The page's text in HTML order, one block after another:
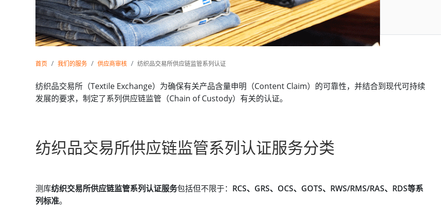
首页 我们的服务 供应商审核 纺织品交易所供应链监管系列认证
纺织品交易所（Textile Exchange）为确保有关产品含量申明（Content Claim）的可靠性，并结合到现代可持续
发展的要求，制定了系列供应链监管（Chain of Custody）有关的认证。
纺织品交易所供应链监管系列认证服务分类
测库纺织交易所供应链监管系列认证服务包括但不限于： RCS、GRS、OCS、GOTS、RWS/RMS/RAS、RDS等系
列标准。